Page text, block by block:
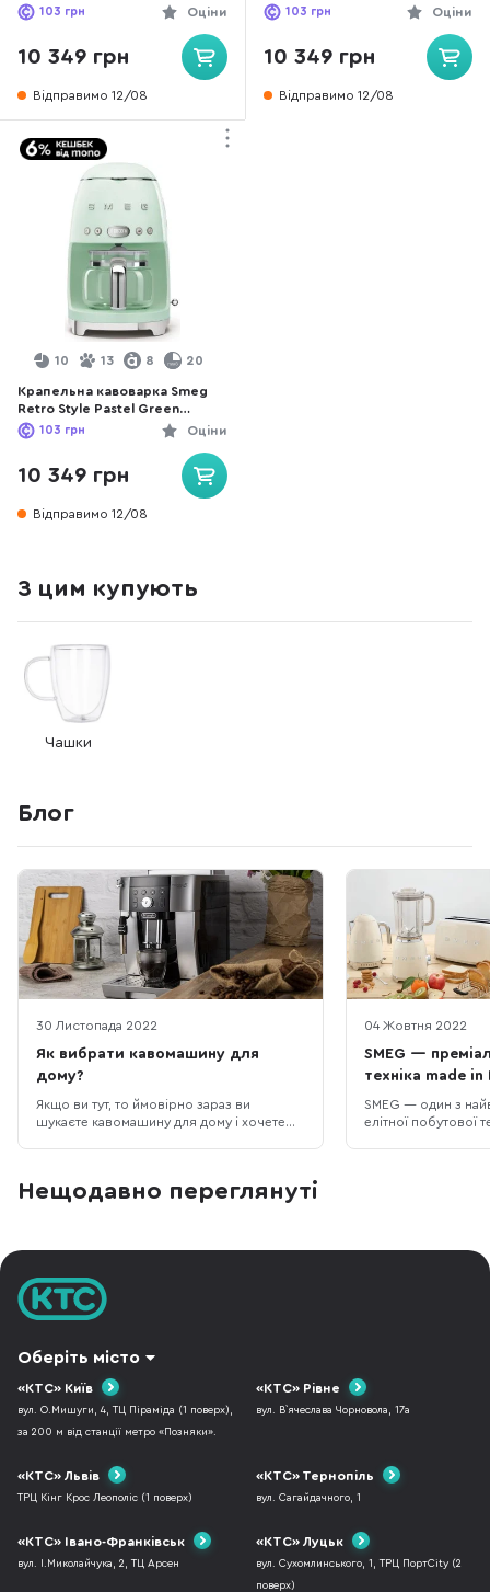
Оціни
103 грн
10 349 грн
Відправимо 12/08
(DCF02NBEU) Оціни
103 грн
10 349 грн
Відправимо 12/08
10 13 8 20
Крапельна кавоварка Smeg
Retro Style Pastel Green
(DCF02PGEU)
Оціни
103 грн
10 349 грн
Відправимо 12/08
З цим купують
Чашки
Блог
30 Листопада 2022
Як вибрати кавомашину для
дому?
Якщо ви тут, то ймовірно зараз ви
шукаєте кавомашину для дому і хочете
виробників і від тих, хто тільки завойовує
04 Жовтня 2022
SMEG —
техніка made
SMEG — один з
елітної побутової
Нещодавно переглянуті
Оберіть місто
«КТС» Київ
вул. О.Мишуги, 4, ТЦ Піраміда (1 поверх),
за 200 м від станції метро «Позняки».
«КТС» Рівне
вул. В`ячеслава Чорновола, 17а
«КТС» Львів
ТРЦ Кінг Крос Леополіс (1 поверх)
«КТС» Тернопіль
вул. Сагайдачного, 1
«КТС» Івано-Франківськ
вул. І.Миколайчука, 2, ТЦ Арсен
«КТС» Луцьк
вул. Сухомлинського, 1, ТРЦ ПортCity (2
поверх)